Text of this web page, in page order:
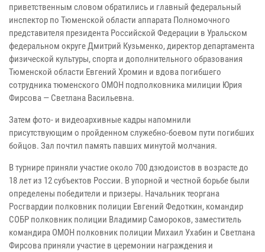
приветственным словом обратились и главный федеральный
инспектор по Тюменской области аппарата Полномочного
представителя президента Российской Федерации в Уральском
федеральном округе Дмитрий Кузьменко, директор департамента
физической культуры, спорта и дополнительного образования
Тюменской области Евгений Хромин и вдова погибшего
сотрудника тюменского ОМОН подполковника милиции Юрия
Фирсова — Светлана Васильевна.
Затем фото- и видеоархивные кадры напомнили
присутствующим о пройденном служебно-боевом пути погибших
бойцов. Зал почтил память павших минутой молчания.
В турнире приняли участие около 700 дзюдоистов в возрасте до
18 лет из 12 субъектов России. В упорной и честной борьбе были
определены победители и призеры. Начальник теоргана
Росгвардии полковник полиции Евгений Федоткин, командир
СОБР полковник полиции Владимир Самороков, заместитель
командира ОМОН полковник полиции Михаил Ухабин и Светлана
Фирсова приняли участие в церемонии награждения и